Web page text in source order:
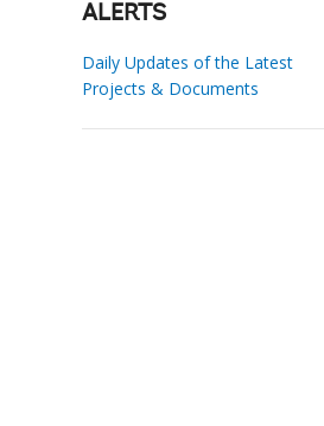
ALERTS
Daily Updates of the Latest
Projects & Documents